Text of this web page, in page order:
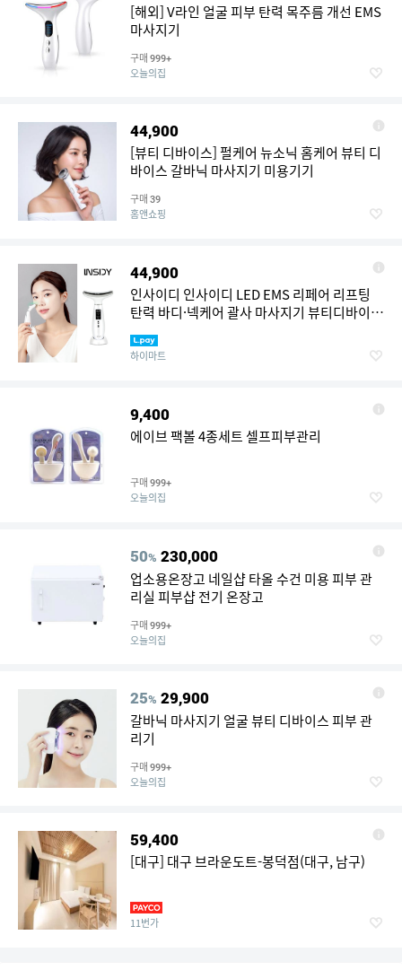
[해외] V라인 얼굴 피부 탄력 목주름 개선 EMS
마사지기
구매 999+
오늘의집
44,900
[뷰티 디바이스] 펄케어 뉴소닉 홈케어 뷰티 디
바이스 갈바닉 마사지기 미용기기
구매 39
홈앤쇼핑
44,900
인사이디 인사이디 LED EMS 리페어 리프팅
탄력 바디·넥케어 괄사 마사지기 뷰티디바이
스 INC-30
하이마트
9,400
에이브 팩볼 4종세트 셀프피부관리
구매 999+
오늘의집
50% 230,000
업소용온장고 네일샵 타올 수건 미용 피부 관
리실 피부샵 전기 온장고
구매 999+
오늘의집
25% 29,900
갈바닉 마사지기 얼굴 뷰티 디바이스 피부 관
리기
구매 999+
오늘의집
59,400
[대구] 대구 브라운도트-봉덕점(대구, 남구)
11번가